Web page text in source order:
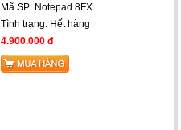
Mã SP: Notepad 8FX
Tình trạng: Hết hàng
4.900.000 đ